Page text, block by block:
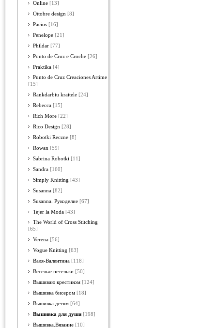
Online [13]
Ottobre design [8]
Pacios [16]
Penelope [21]
Phildar [77]
Ponto de Cruz e Croche [26]
Praktika [4]
Punto de Cruz Creaciones Artime
[15]
Rankdarbiu kraitele [24]
Rebecca [15]
Rich More [22]
Rico Design [28]
Robotki Reczne [8]
Rowan [59]
Sabrina Robotki [11]
Sandra [160]
Simply Knitting [43]
Susanna [82]
Susanna. Рукоделие [67]
Tejer la Moda [43]
The World of Cross Stitching
[65]
Verena [56]
Vogue Knitting [63]
Валя-Валентина [118]
Веселые петельки [50]
Вышиваю крестиком [124]
Вышивка бисером [18]
Вышивка детям [64]
Вышивка для души [198]
Вышивка.Вязание [10]